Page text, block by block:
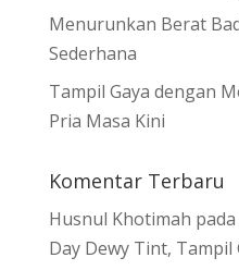
Menurunkan Berat
Sederhana
Tampil Gaya dengan
Pria Masa Kini
Komentar Terbaru
Husnul Khotimah pada
Day Dewy Tint, Tampil